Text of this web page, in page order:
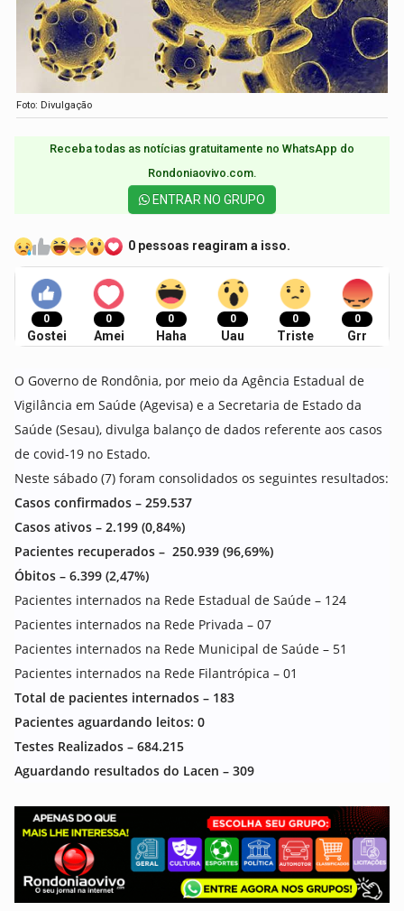
Foto: Divulgação
Receba todas as notícias gratuitamente no WhatsApp do
Rondoniaovivo.com.​
ENTRAR NO GRUPO
0 pessoas reagiram a isso.
0
Gostei
0
Amei
0
Haha
0
Uau
0
Triste
0
Grr
O Governo de Rondônia, por meio da Agência Estadual de
Vigilância em Saúde (Agevisa) e a Secretaria de Estado da
Saúde (Sesau), divulga balanço de dados referente aos casos
de covid-19 no Estado.
Neste sábado (7) foram consolidados os seguintes resultados:
Casos confirmados – 259.537
Casos ativos – 2.199 (0,84%)
Pacientes recuperados – 250.939 (96,69%)
Óbitos – 6.399 (2,47%)
Pacientes internados na Rede Estadual de Saúde – 124
Pacientes internados na Rede Privada – 07
Pacientes internados na Rede Municipal de Saúde – 51
Pacientes internados na Rede Filantrópica – 01
Total de pacientes internados – 183
Pacientes aguardando leitos: 0
Testes Realizados –684.215
Aguardando resultados do Lacen – 309